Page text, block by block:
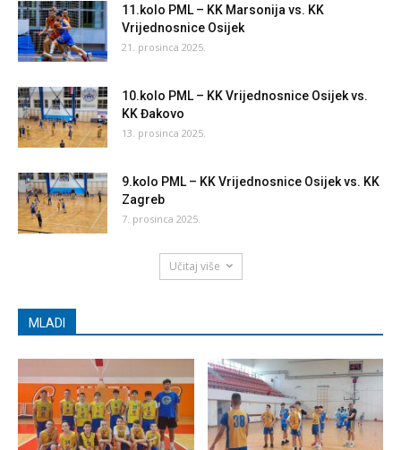
11.kolo PML – KK Marsonija vs. KK
Vrijednosnice Osijek
21. prosinca 2025.
10.kolo PML – KK Vrijednosnice Osijek vs.
KK Đakovo
13. prosinca 2025.
9.kolo PML – KK Vrijednosnice Osijek vs. KK
Zagreb
7. prosinca 2025.
Učitaj više
MLADI